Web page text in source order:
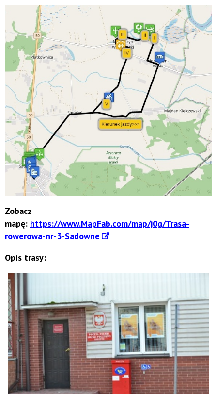
Zobacz
mapę: https://www.MapFab.com/map/j0g/Trasa-
rowerowa-nr-3-Sadowne
Opis trasy: